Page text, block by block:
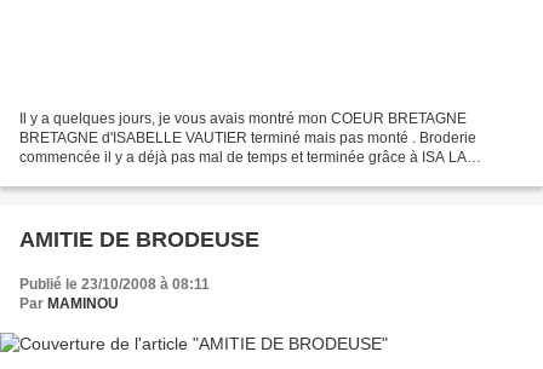
Il y a quelques jours, je vous avais montré mon COEUR BRETAGNE
BRETAGNE d'ISABELLE VAUTIER terminé mais pas monté . Broderie
commencée il y a déjà pas mal de temps et terminée grâce à ISA LA
AMITIE DE BRODEUSE
Publié le 23/10/2008 à 08:11
Par MAMINOU